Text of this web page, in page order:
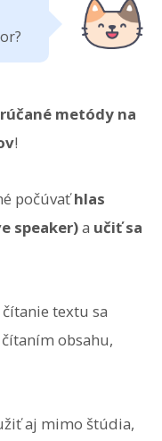
metódy na
!
počúvaťhlas
speaker)a učiť sa
textu sa
obsahu,
aj mimo štúdia,